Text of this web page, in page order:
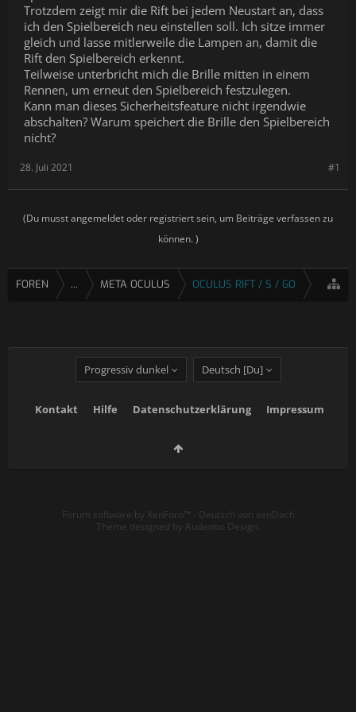
Trotzdem zeigt mir die Rift bei jedem Neustart an, dass
ich den Spielbereich neu einstellen soll. Ich sitze immer
gleich und lasse mitlerweile die Lampen an, damit die
Rift den Spielbereich erkennt.
Teilweise unterbricht mich die Brille mitten in einem
Rennen, um erneut den Spielbereich festzulegen.
Kann man dieses Sicherheitsfeature nicht irgendwie
abschalten? Warum speichert die Brille den Spielbereich
nicht?
#1
28. Juli 2021
(Du musst angemeldet oder registriert sein, um Beiträge verfassen zu
können. )
FOREN ... META OCULUS OCULUS RIFT / S / GO
Progressiv dunkel Deutsch [Du]
Kontakt Hilfe Datenschutzerklärung Impressum
Forum software by XenForo™ - Deutsch von xenDach
Theme designed by Audentio Design.